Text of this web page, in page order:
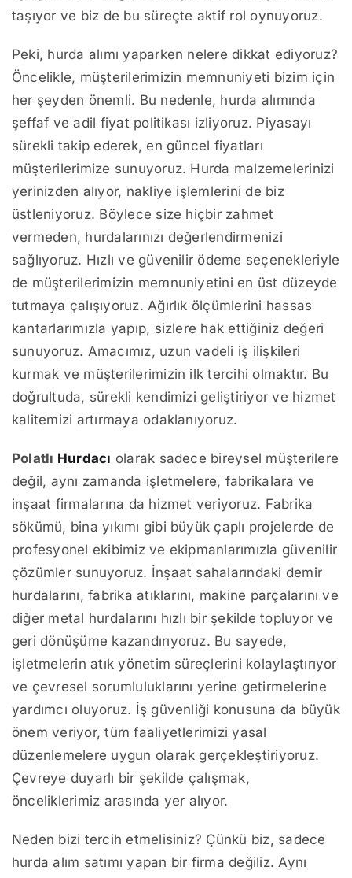
taşıyor ve biz de bu süreçte aktif rol oynuyoruz.
Peki, hurda alımı yaparken nelere dikkat ediyoruz?
Öncelikle, müşterilerimizin memnuniyeti bizim için
her şeyden önemli. Bu nedenle, hurda alımında
şeffaf ve adil fiyat politikası izliyoruz. Piyasayı
sürekli takip ederek, en güncel fiyatları
müşterilerimize sunuyoruz. Hurda malzemelerinizi
yerinizden alıyor, nakliye işlemlerini de biz
üstleniyoruz. Böylece size hiçbir zahmet
vermeden, hurdalarınızı değerlendirmenizi
sağlıyoruz. Hızlı ve güvenilir ödeme seçenekleriyle
de müşterilerimizin memnuniyetini en üst düzeyde
tutmaya çalışıyoruz. Ağırlık ölçümlerini hassas
kantarlarımızla yapıp, sizlere hak ettiğiniz değeri
sunuyoruz. Amacımız, uzun vadeli iş ilişkileri
kurmak ve müşterilerimizin ilk tercihi olmaktır. Bu
doğrultuda, sürekli kendimizi geliştiriyor ve hizmet
kalitemizi artırmaya odaklanıyoruz.
Polatlı Hurdacı olarak sadece bireysel müşterilere
değil, aynı zamanda işletmelere, fabrikalara ve
inşaat firmalarına da hizmet veriyoruz. Fabrika
sökümü, bina yıkımı gibi büyük çaplı projelerde de
profesyonel ekibimiz ve ekipmanlarımızla güvenilir
çözümler sunuyoruz. İnşaat sahalarındaki demir
hurdalarını, fabrika atıklarını, makine parçalarını ve
diğer metal hurdalarını hızlı bir şekilde topluyor ve
geri dönüşüme kazandırıyoruz. Bu sayede,
işletmelerin atık yönetim süreçlerini kolaylaştırıyor
ve çevresel sorumluluklarını yerine getirmelerine
yardımcı oluyoruz. İş güvenliği konusuna da büyük
önem veriyor, tüm faaliyetlerimizi yasal
düzenlemelere uygun olarak gerçekleştiriyoruz.
Çevreye duyarlı bir şekilde çalışmak,
önceliklerimiz arasında yer alıyor.
Neden bizi tercih etmelisiniz? Çünkü biz, sadece
hurda alım satımı yapan bir firma değiliz. Aynı